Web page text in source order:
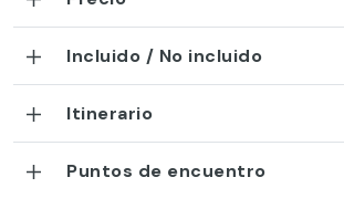
Incluido / No incluido
Itinerario
Puntos de encuentro